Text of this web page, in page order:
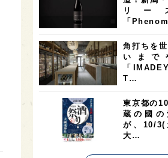
SAKEの時代を生きる 静岡県 1
全蔵めぐり 1 シンガポール 1
群馬県 1 熊本県 徳島県
イギリス 1 ノルウェー 1 新
歌舞伎町 1 1 鳥取県
saketimes_image_4
リー
「
角打ちを
いまで
「
T…
東京都の
蔵の國の
が、10/3(
大…